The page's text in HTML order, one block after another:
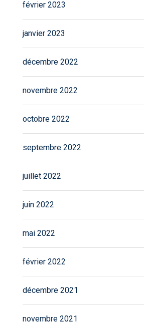
février 2023
janvier 2023
décembre 2022
novembre 2022
octobre 2022
septembre 2022
juillet 2022
juin 2022
mai 2022
février 2022
décembre 2021
novembre 2021